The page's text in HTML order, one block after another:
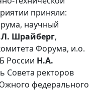
приняли:
научный
Шрайберг,
Форума, и.о.
России Н.А.
Совета ректоров
федерального